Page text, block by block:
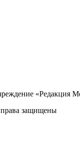
«Редакция
защищены